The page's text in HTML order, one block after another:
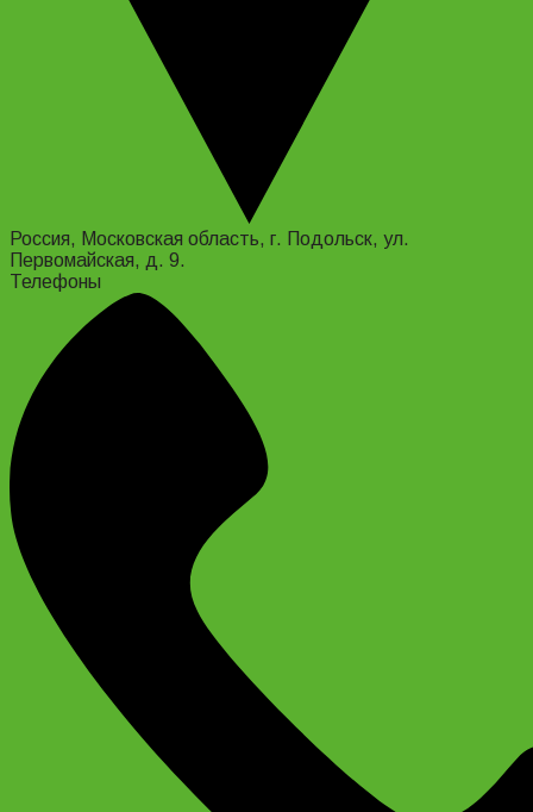
Россия, Московская область, г. Подольск, ул.
Первомайская, д. 9.
Телефоны